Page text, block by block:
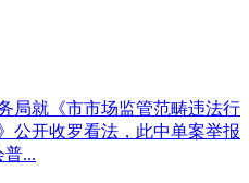
局就《市市场监管范畴违法行
公开收罗看法，此中单案举报
普...